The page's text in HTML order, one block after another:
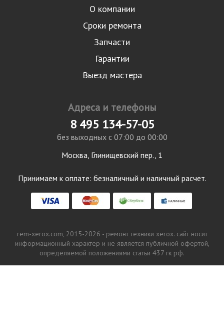
О компании
Сроки ремонта
Запчасти
Гарантии
Выезд мастера
Адреса и телефоны
8 495 134-57-05
без выходных с 07:00 до 00:00
Москва, Глинищевский пер., 1
Принимаем к оплате: безналичный и наличный расчет.
rem-xerox.com, 2015-2026 - ремонт техники xerox. сайт носит
информационный характер и не является публичной офертой,
определяемой положениями статьи 437 гк рф.